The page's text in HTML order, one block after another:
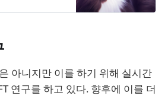
with
WORLD
아니지만 이를 하기 위해 실시간
연구를 하고 있다. 향후에 이를 더